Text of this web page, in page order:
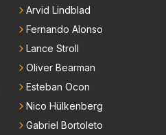
Arvid Lindblad
Fernando Alonso
Lance Stroll
Oliver Bearman
Esteban Ocon
Nico Hülkenberg
Gabriel Bortoleto